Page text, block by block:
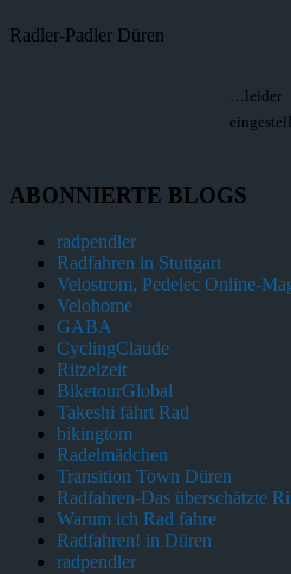
Radler-Padler Düren
…leider
ABONNIERTE BLOGS
radpendler
Radfahren in Stuttgart
Velostrom, Pedelec Online-
Velohome
GABA
CyclingClaude
Ritzelzeit
BiketourGlobal
Takeshi fährt Rad
bikingtom
Radelmädchen
Transition Town Düren
Radfahren-Das überschätzte
Warum ich Rad fahre
Radfahren! in Düren
radpendler